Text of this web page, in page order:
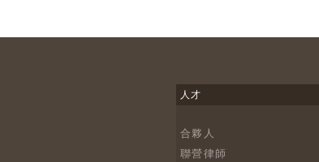
人才
合夥人
聯營律師